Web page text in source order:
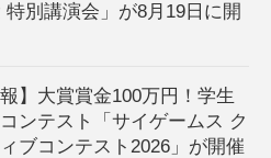
特別講演会」が8月19日に開
報】大賞賞金100万円！学生
ンテスト「サイゲームス ク
ブコンテスト2026」が開催